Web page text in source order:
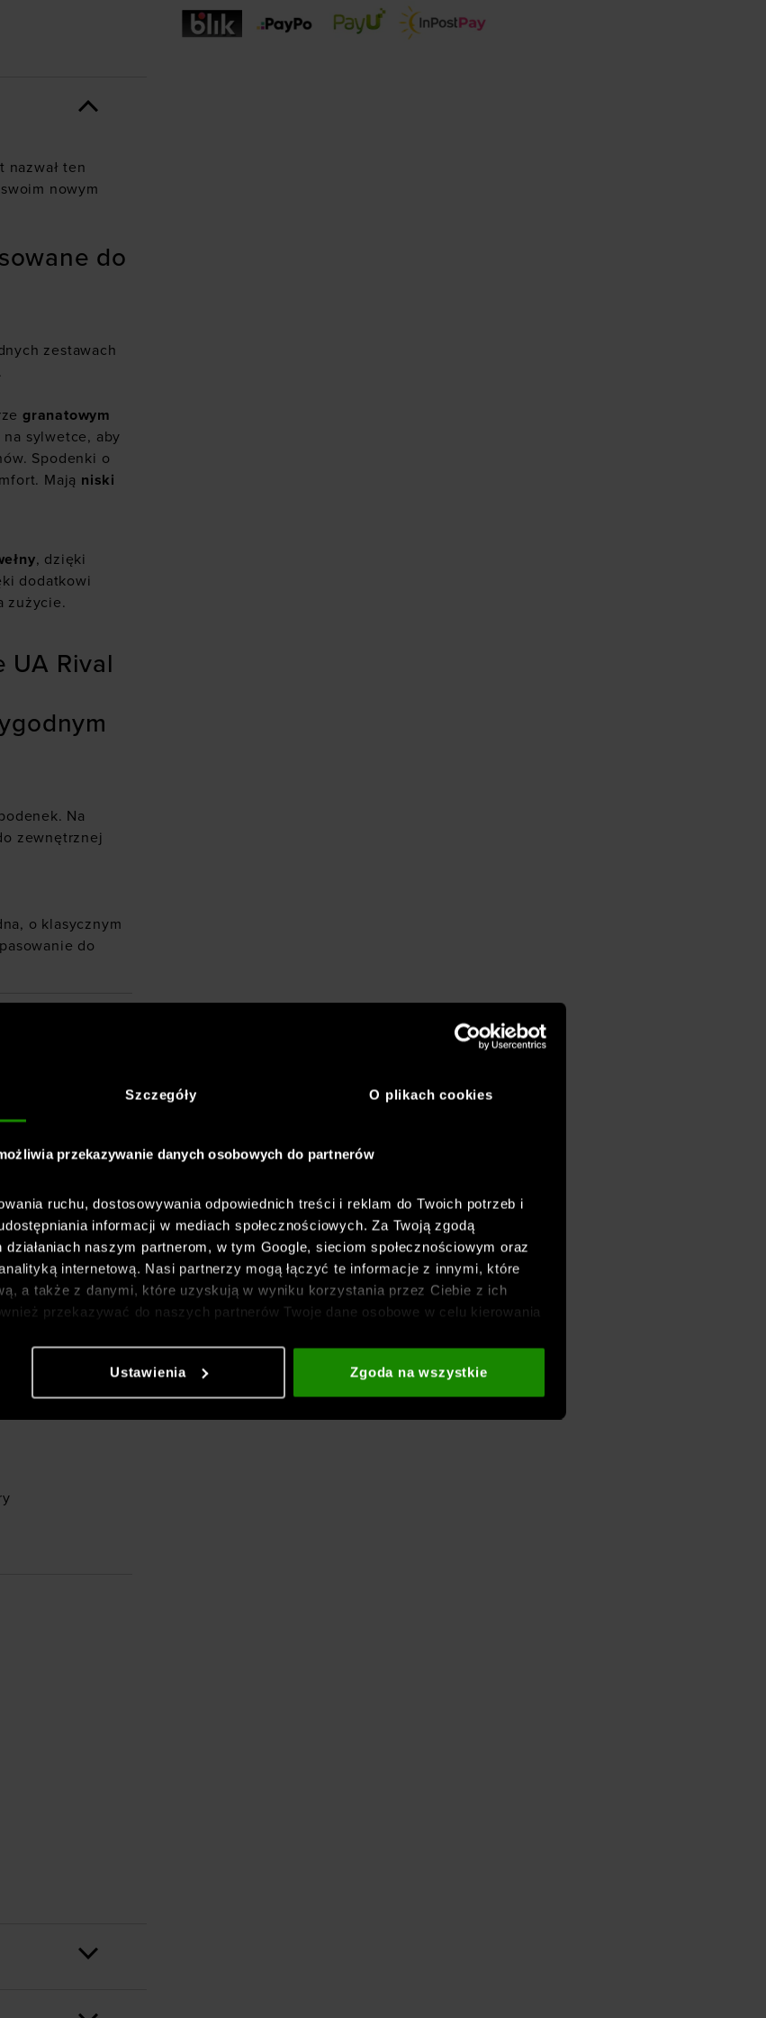
Szczegóły O plikach cookies
przekazywanie danych osobowych do partnerów
ruchu, dostosowywania odpowiednich treści i reklam do Twoich potrzeb i
informacji w mediach społecznościowych. Za Twoją zgodą
naszym partnerom, w tym Google, sieciom społecznościowym oraz
internetową. Nasi partnerzy mogą łączyć te informacje z innymi, które
a także z danymi, które uzyskują w wyniku korzystania przez Ciebie z ich
przekazywać do naszych partnerów Twoje dane osobowe w celu kierowania
informacje znajdziesz w naszej
Polityce prywatnościoraz sekcji „Szczegóły”
Ustawienia Zgoda na wszystkie
nazwał ten
nowym
do
zestawach
granatowym
sylwetce, aby
Spodenki o
Mają niski
, dzięki
dodatkowi
zużycie.
UA Rival
Na
zewnętrznej
o klasycznym
do
dla
oraz
miękkie i
i odporny